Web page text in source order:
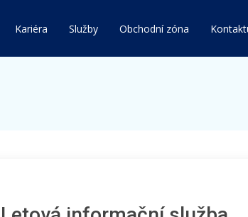
Kariéra Služby Obchodní zóna